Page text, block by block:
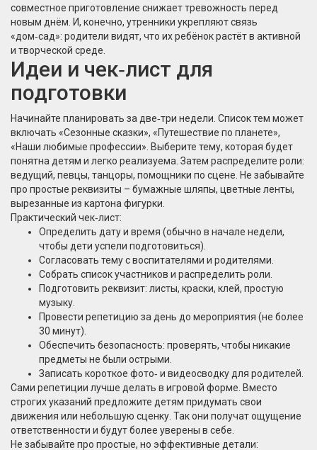
совместное приготовление снижает тревожность перед
новым днём. И, конечно, утренники укрепляют связь
«дом‑сад»: родители видят, что их ребёнок растёт в активной
и творческой среде.
Идеи и чек‑лист для
подготовки
Начинайте планировать за две‑три недели. Список тем может
включать «Сезонные сказки», «Путешествие по планете»,
«Наши любимые профессии». Выберите тему, которая будет
понятна детям и легко реализуема. Затем распределите роли:
ведущий, певцы, танцоры, помощники по сцене. Не забывайте
про простые реквизиты – бумажные шляпы, цветные ленты,
вырезанные из картона фигурки.
Практический чек‑лист:
Определить дату и время (обычно в начале недели,
чтобы дети успели подготовиться).
Согласовать тему с воспитателями и родителями.
Собрать список участников и распределить роли.
Подготовить реквизит: листы, краски, клей, простую
музыку.
Провести репетицию за день до мероприятия (не более
30 минут).
Обеспечить безопасность: проверять, чтобы никакие
предметы не были острыми.
Записать короткое фото‑ и видеосводку для родителей.
Сами репетиции лучше делать в игровой форме. Вместо
строгих указаний предложите детям придумать свои
движения или небольшую сценку. Так они получат ощущение
ответственности и будут более уверены в себе.
Не забывайте про простые, но эффективные детали: